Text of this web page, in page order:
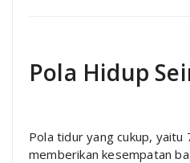
Pola Hidup
Pola tidur yang cukup, yaitu
memberikan kesempatan